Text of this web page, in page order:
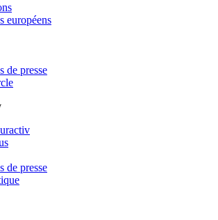
européens
de presse
de presse